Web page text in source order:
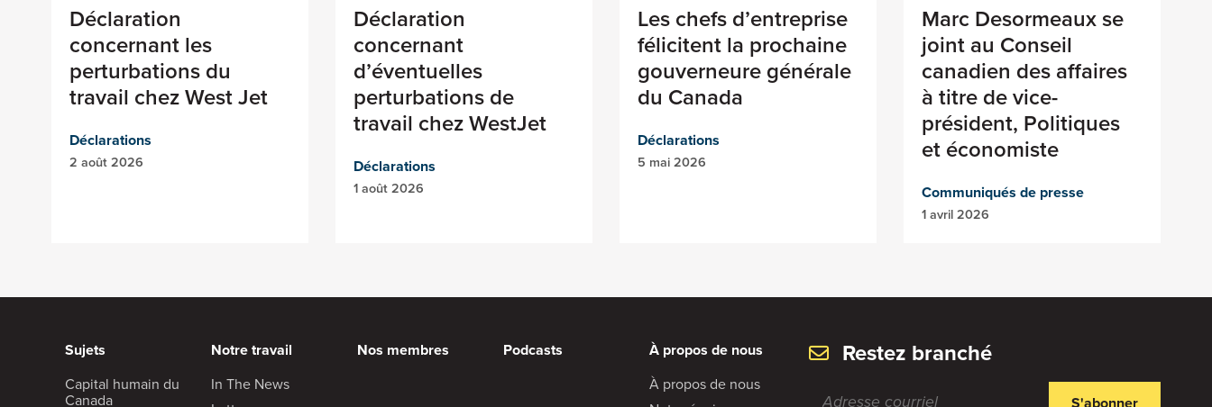
Déclaration
concernant les
perturbations du
travail chez West Jet
Déclarations
2 août 2026
Déclaration
concernant
d’éventuelles
perturbations de
travail chez WestJet
Déclarations
1 août 2026
Les chefs d’entreprise
félicitent la prochaine
gouverneure générale
du Canada
Déclarations
5 mai 2026
Marc Desormeaux se
joint au Conseil
canadien des affaires
à titre de vice-
président, Politiques
et économiste
Communiqués de presse
1 avril 2026
Sujets
Capital humain du
Canada
Notre travail
In The News
Nos membres Podcasts
À propos de nous
À propos de nous
Restez branché
S'abonner